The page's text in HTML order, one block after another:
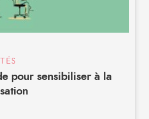
pour sensibiliser à la